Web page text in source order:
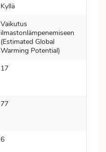
Kyllä
Vaikutus
ilmastonlämpenemiseen
(Estimated Global
Warming Potential)
17
77
6